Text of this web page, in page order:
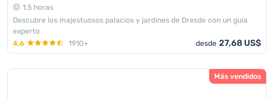
1,5 horas
Descubre los majestuosos palacios y jardines de Dresde con un guía
experto
4.6
1910+ desde 27,68 US$
Más vendidos